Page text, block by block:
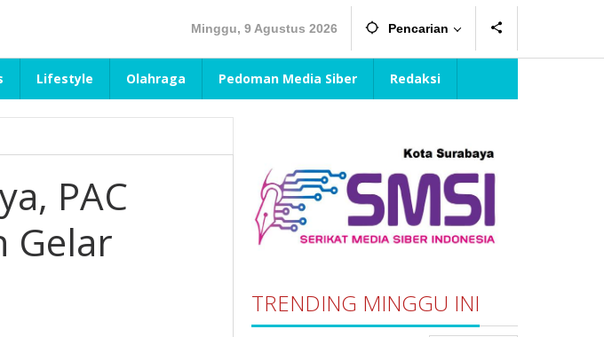
Minggu, 9 Agustus 2026 Pencarian
Lifestyle Olahraga Pedoman Media Siber Redaksi
PAC
Gelar
TRENDING MINGGU INI